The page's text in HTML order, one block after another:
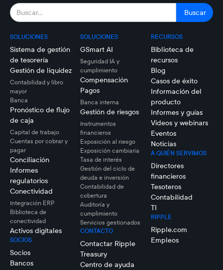
SOLUCIONES
Sistema de gestión
de tesorería
Gestión de liquidez
Contabilidad y libro
mayor
Banca
Pronóstico de flujo
de caja
Capital de trabajo
Cuentas por cobrar y
pagar
Conciliación
Informes
regulatorios
Conectividad
Integración ERP
Biblioteca de
conectividad
Activos digitales
SOCIOS
Socios
Bancos
SOLUCIONES
GSmart AI
Seguridad IA y
cumplimiento
Compensación
Pagos
Banca interna
Gestión de riesgos
Instrumentos
financieros
Exposición al riesgo
Exposición cambiaria
Tasa de interés
Gestión del ciclo de
deuda e inversión
Contabilidad de
cobertura
Auditoría y
cumplimiento
Servicios gestionados
CONTACTO
Contactar Ripple
Treasury
Centro de ayuda
RECURSOS
Biblioteca de
recursos
Blog
Casos de éxito
Información del
producto
Informes y guías
Videos y webinars
Eventos
Noticias
A QUIÉN SERVIMOS
Directores
financieros
Tesoteros
Contabilidad
TI
RIPPLE
Ripple.com
Empleos